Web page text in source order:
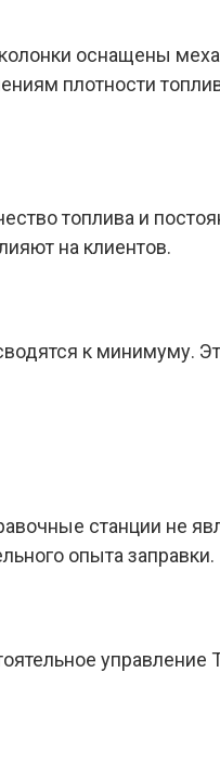
оснащены
плотности
топлива и
на клиентов.
к минимуму.
станции не
опыта заправки.
управление